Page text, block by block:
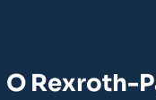
O Rexroth-